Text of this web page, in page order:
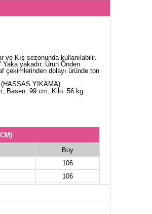
ve Kış sezonunda kullanılabilir.
yakadır. Ürün Önden
çekimlerinden dolayı üründe ton
YIKAMA)
Basen: 99 cm, Kilo: 56 kg.
Boy
106
106
106